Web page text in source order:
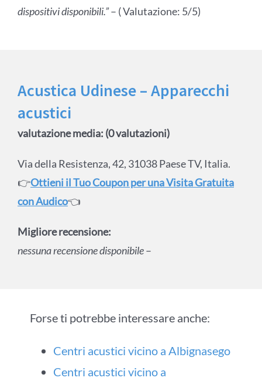
dispositivi disponibili.”– ( Valutazione: 5/5)
Acustica Udinese – Apparecchi
acustici
valutazione media: (0 valutazioni)
Via della Resistenza, 42, 31038 Paese TV, Italia.
👉Ottieni il Tuo Coupon per una Visita Gratuita
con Audico👈
Migliore recensione:
nessuna recensione disponibile–
Forse ti potrebbe interessare anche:
Centri acustici vicino a Albignasego
Centri acustici vicino a